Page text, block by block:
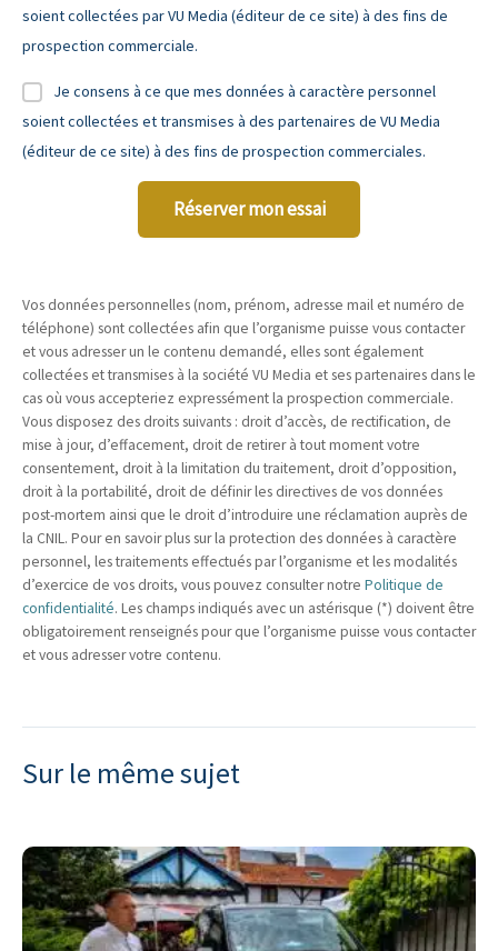
soient collectées par VU Media (éditeur de ce site) à des fins de
prospection commerciale.
Je consens à ce que mes données à caractère personnel
soient collectées et transmises à des partenaires de VU Media
(éditeur de ce site) à des fins de prospection commerciales.
Réserver mon essai
Vos données personnelles (nom, prénom, adresse mail et numéro de
téléphone) sont collectées afin que l’organisme puisse vous contacter
et vous adresser un le contenu demandé, elles sont également
collectées et transmises à la société VU Media et ses partenaires dans le
cas où vous accepteriez expressément la prospection commerciale.
Vous disposez des droits suivants : droit d’accès, de rectification, de
mise à jour, d’effacement, droit de retirer à tout moment votre
consentement, droit à la limitation du traitement, droit d’opposition,
droit à la portabilité, droit de définir les directives de vos données
post-mortem ainsi que le droit d’introduire une réclamation auprès de
la CNIL. Pour en savoir plus sur la protection des données à caractère
personnel, les traitements effectués par l’organisme et les modalités
d’exercice de vos droits, vous pouvez consulter notre Politique de
confidentialité. Les champs indiqués avec un astérisque (*) doivent être
obligatoirement renseignés pour que l’organisme puisse vous contacter
et vous adresser votre contenu.
Sur le même sujet